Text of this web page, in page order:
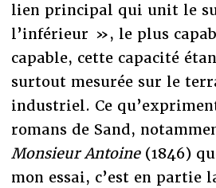
lien principal qui unit le
l’inférieur », le plus
capable, cette capacité
surtout mesurée sur le
industriel. Ce
romans de Sand,
Monsieur Antoine(1846)
mon essai, c’est en partie